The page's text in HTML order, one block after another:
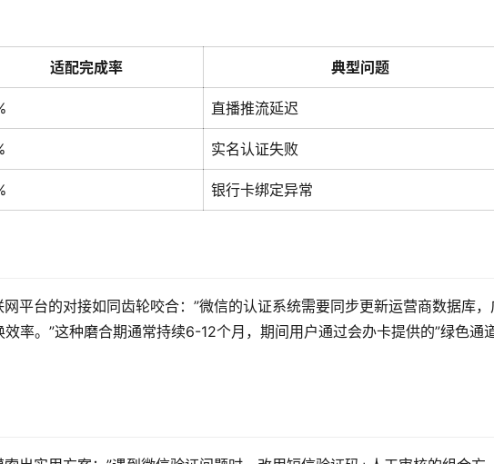
适配完成率 典型问题
直播推流延迟
实名认证失败
银行卡绑定异常
平台的对接如同齿轮咬合：”微信的认证系统需要同步更新运营商数据库，
率。”这种磨合期通常持续6-12个月，期间用户通过会办卡提供的”绿色通